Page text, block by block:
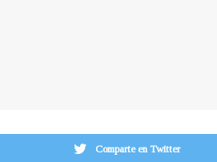
Comparte en Twitter